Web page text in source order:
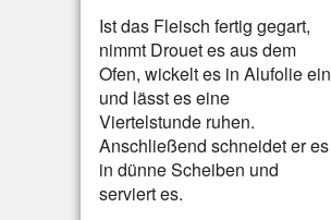
Ist das Fleisch fertig gegart,
nimmt Drouet es aus dem
Ofen, wickelt es in Alufolie ein
und lässt es eine
Viertelstunde ruhen.
Anschließend schneidet er es
in dünne Scheiben und
serviert es.